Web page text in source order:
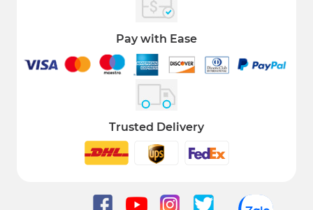
Pay with Ease
Trusted Delivery